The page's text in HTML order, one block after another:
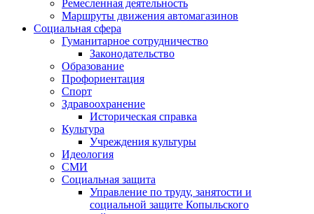
Ремесленная деятельность
Маршруты движения автомагазинов
Социальная сфера
Гуманитарное сотрудничество
Законодательство
Образование
Профориентация
Спорт
Здравоохранение
Историческая справка
Культура
Учреждения культуры
Идеология
СМИ
Социальная защита
Управление по труду, занятости и
социальной защите Копыльского